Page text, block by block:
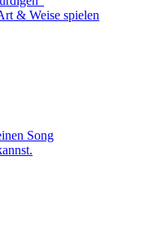
& Weise spielen
Song